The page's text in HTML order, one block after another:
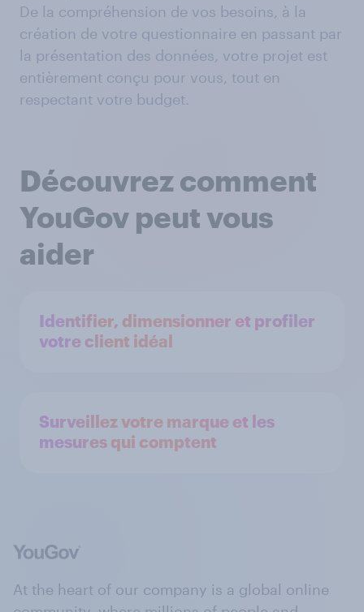
De la compréhension de vos besoins, à la
création de votre questionnaire en passant par
la présentation des données, votre projet est
entièrement conçu pour vous, tout en
respectant votre budget.
Découvrez comment
YouGov peut vous
aider
Identifier, dimensionner et profiler
votre client idéal
Surveillez votre marque et les
mesures qui comptent
At the heart of our company is a global online